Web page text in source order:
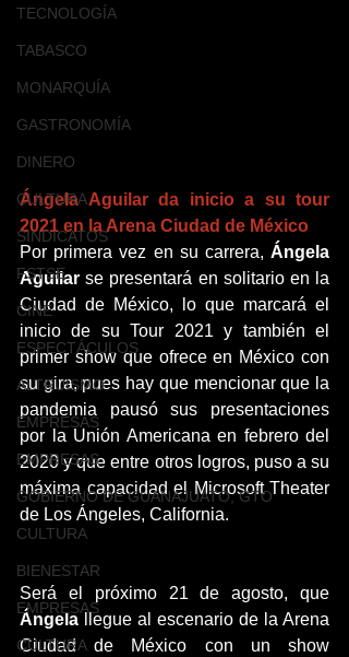
TECNOLOGÍA
TABASCO
MONARQUÍA
GASTRONOMÍA
DINERO
CULTURA
SINDICATOS
FSTSE
CINE
ESPECTÁCULOS
ALTRUISMO
EMPRESAS
EMPRESAS
GOBIERNO DE GUANAJUATO, GTO
CULTURA
BIENESTAR
EMPRESAS
CULTURA
Ángela Aguilar da inicio a su tour
2021 en la Arena Ciudad de México
Por primera vez en su carrera, Ángela
Aguilar se presentará en solitario en la
Ciudad de México, lo que marcará el
inicio de su Tour 2021 y también el
primer show que ofrece en México con
su gira, pues hay que mencionar que la
pandemia pausó sus presentaciones
por la Unión Americana en febrero del
2020 y que entre otros logros, puso a su
máxima capacidad el Microsoft Theater
de Los Ángeles, California.
Ángela llegue al escenario de la Arena
Ciudad de México con un show